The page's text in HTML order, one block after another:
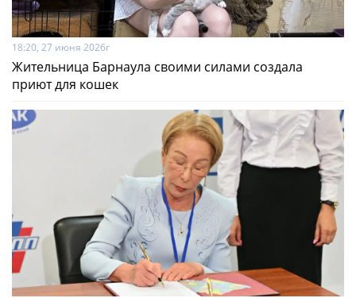
18:20, 27 июня 2026г
Жительница Барнаула своими силами создала
приют для кошек